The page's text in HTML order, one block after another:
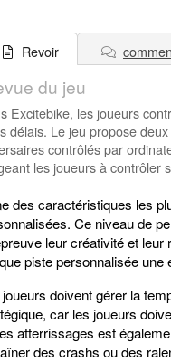
Revoir
du jeu
Excitebike, les joueurs
délais. Le jeu propose
contrôlés par
les joueurs à contrôler
des caractéristiques les
Ce niveau de
leur créativité et
piste personnalisée une
doivent gérer la
car les joueurs
atterrissages est
des crashs ou des